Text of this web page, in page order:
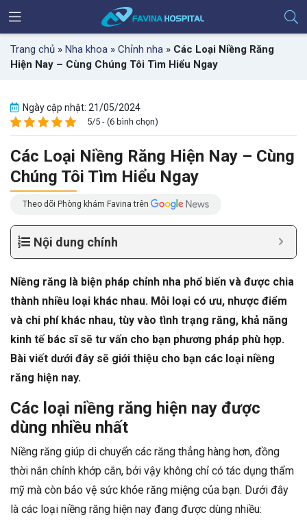
Trang chủ » Nha khoa » Chỉnh nha » Các Loại Niềng Răng
Hiện Nay – Cùng Chúng Tôi Tìm Hiểu Ngay
Ngày cập nhật: 21/05/2024
5/5 - (6 bình chọn)
Các Loại Niềng Răng Hiện Nay – Cùng
Chúng Tôi Tìm Hiểu Ngay
Theo dõi Phòng khám Favina trên
Nội dung chính
Niềng răng là biện pháp chỉnh nha phổ biến và được chia
thành nhiều loại khác nhau. Mỗi loại có ưu, nhược điểm
và chi phí khác nhau, tùy vào tình trạng răng, khả năng
kinh tế bác sĩ sẽ tư vấn cho bạn phương pháp phù hợp.
Bài viết dưới đây sẽ giới thiệu cho bạn các loại niềng
răng hiện nay.
Các loại niềng răng hiện nay được
dùng nhiều nhất
Niềng răng giúp di chuyển các răng thẳng hàng hơn, đồng
thời nắn chỉnh khớp cắn, bởi vậy không chỉ có tác dụng thẩm
mỹ mà còn bảo vệ sức khỏe răng miệng của bạn. Dưới đây
là các loại niềng răng hiện nay đang được dùng nhiều: